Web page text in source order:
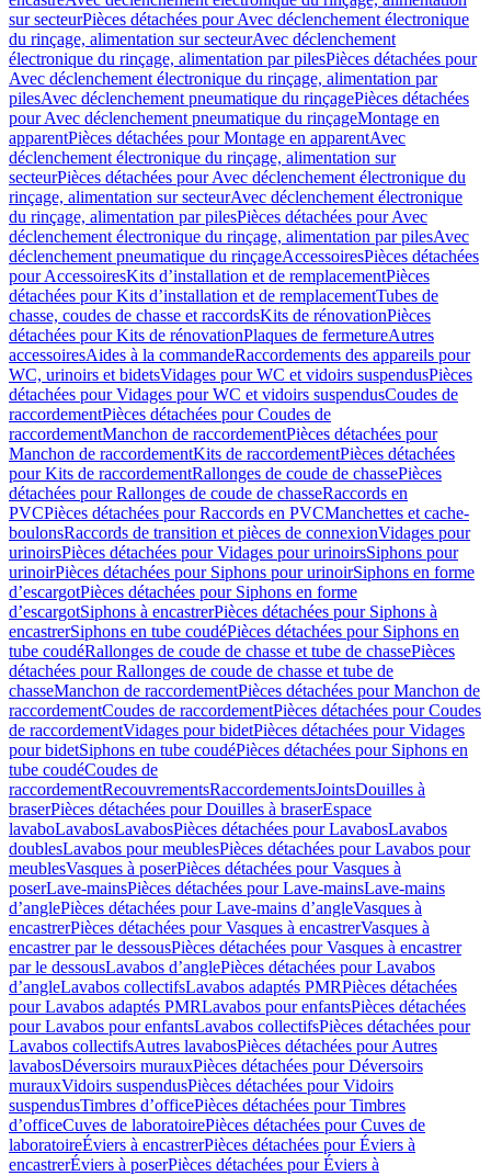
sur secteurPièces détachées pour Avec déclenchement électronique
du rinçage, alimentation sur secteurAvec déclenchement
électronique du rinçage, alimentation par pilesPièces détachées pour
Avec déclenchement électronique du rinçage, alimentation par
pilesAvec déclenchement pneumatique du rinçagePièces détachées
pour Avec déclenchement pneumatique du rinçageMontage en
apparentPièces détachées pour Montage en apparentAvec
déclenchement électronique du rinçage, alimentation sur
secteurPièces détachées pour Avec déclenchement électronique du
rinçage, alimentation sur secteurAvec déclenchement électronique
du rinçage, alimentation par pilesPièces détachées pour Avec
déclenchement électronique du rinçage, alimentation par pilesAvec
déclenchement pneumatique du rinçageAccessoiresPièces détachées
pour AccessoiresKits d’installation et de remplacementPièces
détachées pour Kits d’installation et de remplacementTubes de
chasse, coudes de chasse et raccordsKits de rénovationPièces
détachées pour Kits de rénovationPlaques de fermetureAutres
accessoiresAides à la commandeRaccordements des appareils pour
WC, urinoirs et bidetsVidages pour WC et vidoirs suspendusPièces
détachées pour Vidages pour WC et vidoirs suspendusCoudes de
raccordementPièces détachées pour Coudes de
raccordementManchon de raccordementPièces détachées pour
Manchon de raccordementKits de raccordementPièces détachées
pour Kits de raccordementRallonges de coude de chassePièces
détachées pour Rallonges de coude de chasseRaccords en
PVCPièces détachées pour Raccords en PVCManchettes et cache-
boulonsRaccords de transition et pièces de connexionVidages pour
urinoirsPièces détachées pour Vidages pour urinoirsSiphons pour
urinoirPièces détachées pour Siphons pour urinoirSiphons en forme
d’escargotPièces détachées pour Siphons en forme
d’escargotSiphons à encastrerPièces détachées pour Siphons à
encastrerSiphons en tube coudéPièces détachées pour Siphons en
tube coudéRallonges de coude de chasse et tube de chassePièces
détachées pour Rallonges de coude de chasse et tube de
chasseManchon de raccordementPièces détachées pour Manchon de
raccordementCoudes de raccordementPièces détachées pour Coudes
de raccordementVidages pour bidetPièces détachées pour Vidages
pour bidetSiphons en tube coudéPièces détachées pour Siphons en
tube coudéCoudes de
raccordementRecouvrementsRaccordementsJointsDouilles à
braserPièces détachées pour Douilles à braserEspace
lavaboLavabosLavabosPièces détachées pour LavabosLavabos
doublesLavabos pour meublesPièces détachées pour Lavabos pour
meublesVasques à poserPièces détachées pour Vasques à
poserLave-mainsPièces détachées pour Lave-mainsLave-mains
d’anglePièces détachées pour Lave-mains d’angleVasques à
encastrerPièces détachées pour Vasques à encastrerVasques à
encastrer par le dessousPièces détachées pour Vasques à encastrer
par le dessousLavabos d’anglePièces détachées pour Lavabos
d’angleLavabos collectifsLavabos adaptés PMRPièces détachées
pour Lavabos adaptés PMRLavabos pour enfantsPièces détachées
pour Lavabos pour enfantsLavabos collectifsPièces détachées pour
Lavabos collectifsAutres lavabosPièces détachées pour Autres
lavabosDéversoirs murauxPièces détachées pour Déversoirs
murauxVidoirs suspendusPièces détachées pour Vidoirs
suspendusTimbres dʼofficePièces détachées pour Timbres
dʼofficeCuves de laboratoirePièces détachées pour Cuves de
laboratoireÉviers à encastrerPièces détachées pour Éviers à
encastrerÉviers à poserPièces détachées pour Éviers à